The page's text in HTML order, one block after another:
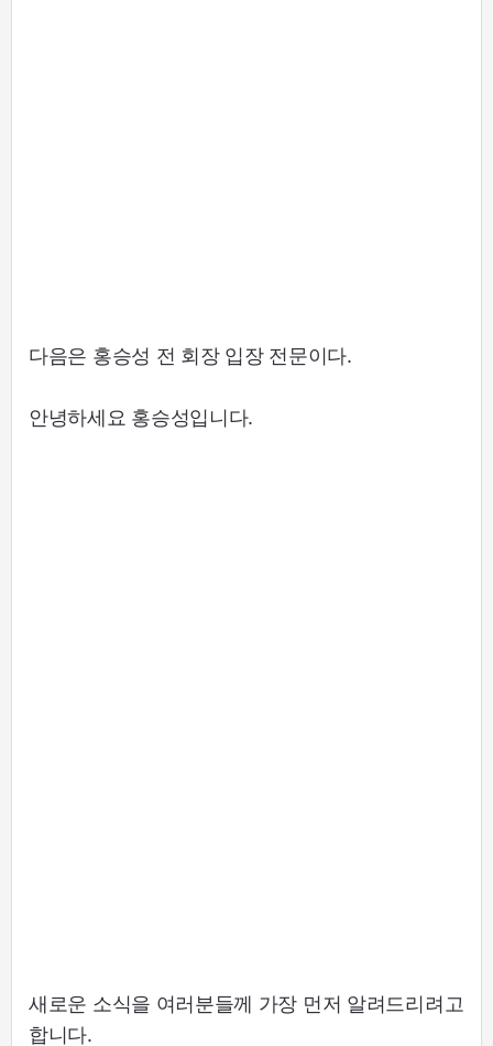
다음은 홍승성 전 회장 입장 전문이다.
안녕하세요 홍승성입니다.
새로운 소식을 여러분들께 가장 먼저 알려드리려고
합니다.